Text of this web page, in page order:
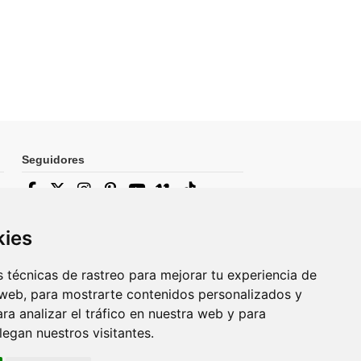
técnicas de rastreo para mejorar tu experiencia de
para mostrarte contenidos personalizados y
analizar el tráfico en nuestra web y para
nuestros visitantes.
Seguidores
Puede darse de baja en cualquier
momento. Para ello, consulte nuestra
información de contacto en el aviso legal.